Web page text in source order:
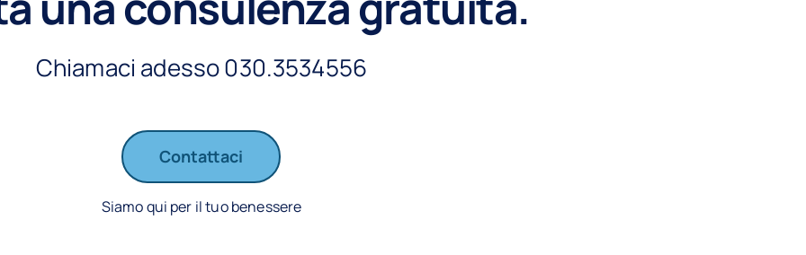
Chiamaci adesso 030.3534556
Contattaci
Siamo qui per il tuo benessere